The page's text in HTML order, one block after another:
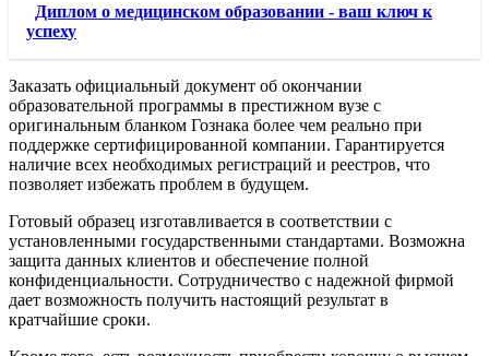
Диплом о медицинском образовании - ваш ключ к
успеху
Заказать официальный документ об окончании
образовательной программы в престижном вузе с
оригинальным бланком Гознака более чем реально при
поддержке сертифицированной компании. Гарантируется
наличие всех необходимых регистраций и реестров, что
позволяет избежать проблем в будущем.
Готовый образец изготавливается в соответствии с
установленными государственными стандартами. Возможна
защита данных клиентов и обеспечение полной
конфиденциальности. Сотрудничество с надежной фирмой
дает возможность получить настоящий результат в
кратчайшие сроки.